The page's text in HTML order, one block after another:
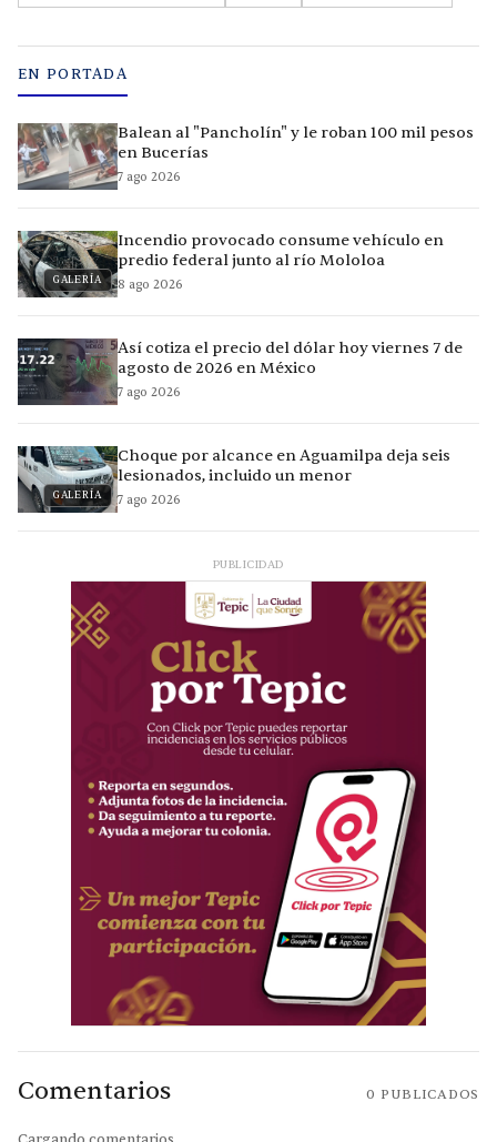
EN PORTADA
Balean al "Pancholín" y le roban 100 mil pesos
en Bucerías
7 ago 2026
GALERÍA
Incendio provocado consume vehículo en
predio federal junto al río Mololoa
8 ago 2026
Así cotiza el precio del dólar hoy viernes 7 de
agosto de 2026 en México
7 ago 2026
GALERÍA
Choque por alcance en Aguamilpa deja seis
lesionados, incluido un menor
7 ago 2026
PUBLICIDAD
Comentarios 0 PUBLICADOS